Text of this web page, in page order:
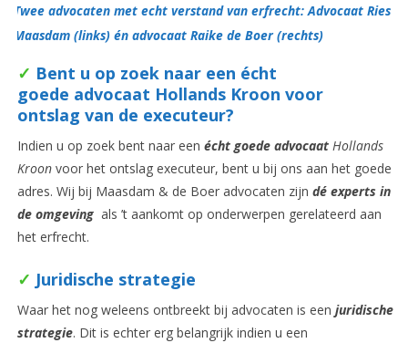
Twee advocaten met echt verstand van erfrecht: Advocaat Ries
Maasdam (links) én advocaat Raike de Boer (rechts)
✓ Bent u op zoek naar een écht
goede advocaat Hollands Kroon voor
ontslag van de executeur?
Indien u op zoek bent naar een écht goede advocaatHollands
Kroon voor het ontslag executeur, bent u bij ons aan het goede
adres. Wij bij Maasdam & de Boer advocaten zijn dé experts in
de omgevingals ’t aankomt op onderwerpen gerelateerd aan
het erfrecht.
✓ Juridische strategie
Waar het nog weleens ontbreekt bij advocaten is een juridische
strategie. Dit is echter erg belangrijk indien u een